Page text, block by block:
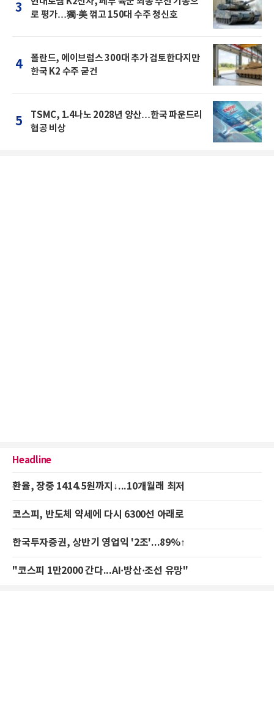
3
로 평가…獨·美 꺾고 150대 수주 청신호
4
폴란드, 에이브럼스 300대 추가 검토한다지만
한국 K2 수주 굳건
5
TSMC, 1.4나노 2028년 양산…한국 파운드리
협공 비상
Headline
환율, 장중 1414.5원까지↓...10개월래 최저
코스피, 반도체 약세에 다시 6300선 아래로
한국투자증권, 상반기 영업익 '2조'...89%↑
"코스피 1만2000 간다...AI·방산·조선 유망"